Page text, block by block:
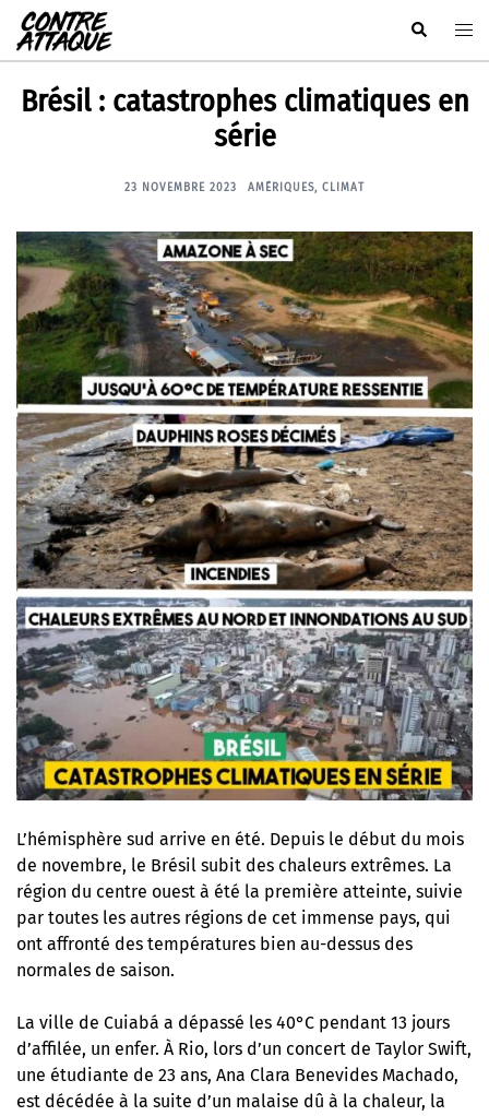
Aller
au
contenu
Rechercher
Brésil : catastrophes climatiques en
série
23 NOVEMBRE 2023 AMÉRIQUES, CLIMAT
L’hémisphère sud arrive en été. Depuis le début du mois
de novembre, le Brésil subit des chaleurs extrêmes. La
région du centre ouest à été la première atteinte, suivie
par toutes les autres régions de cet immense pays, qui
ont affronté des températures bien au-dessus des
normales de saison.
La ville de Cuiabá a dépassé les 40°C pendant 13 jours
d’affilée, un enfer. À Rio, lors d’un concert de Taylor Swift,
une étudiante de 23 ans, Ana Clara Benevides Machado,
est décédée à la suite d’un malaise dû à la chaleur, la